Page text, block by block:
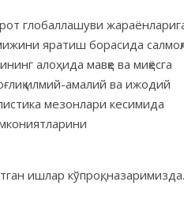
глобаллашуви
яратиш борасида
алоҳида мавқе ва миқёсга
илмий-амалий ва ижодий
мезонлари кесимида
ишлар кўпроқ, назаримизда.